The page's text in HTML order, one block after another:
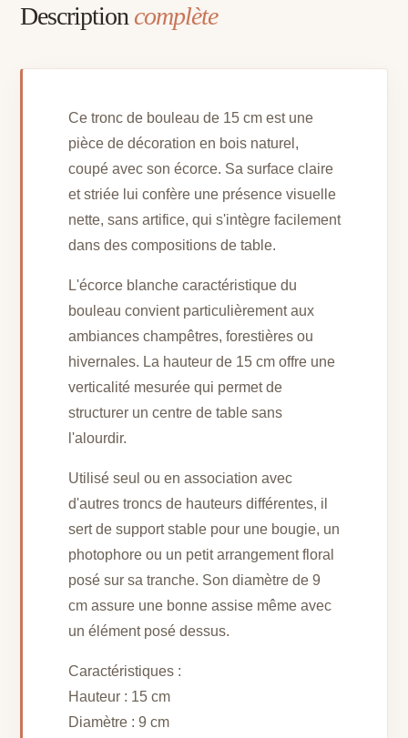
Description complète
Ce tronc de bouleau de 15 cm est une
pièce de décoration en bois naturel,
coupé avec son écorce. Sa surface claire
et striée lui confère une présence visuelle
nette, sans artifice, qui s'intègre facilement
dans des compositions de table.
L'écorce blanche caractéristique du
bouleau convient particulièrement aux
ambiances champêtres, forestières ou
hivernales. La hauteur de 15 cm offre une
verticalité mesurée qui permet de
structurer un centre de table sans
l'alourdir.
Utilisé seul ou en association avec
d'autres troncs de hauteurs différentes, il
sert de support stable pour une bougie, un
photophore ou un petit arrangement floral
posé sur sa tranche. Son diamètre de 9
cm assure une bonne assise même avec
un élément posé dessus.
Caractéristiques :
Hauteur : 15 cm
Diamètre : 9 cm